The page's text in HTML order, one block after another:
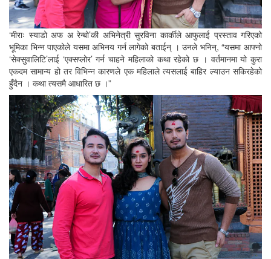
‘मीराः स्याडो अफ अ रेन्बो’की अभिनेत्री सुरविना कार्कीले आफुलाई प्रस्ताव गरिएको
भूमिका भिन्न पाएकोले यसमा अभिनय गर्न लागेको बताईन् । उनले भनिन्, “यसमा आफ्नो
‘सेक्सुवालिटि’लाई ‘एक्सप्लोर’ गर्न चाहने महिलाको कथा रहेको छ । वर्तमानमा यो कुरा
एकदम सामान्य हो तर विभिन्न कारणले एक महिलाले त्यसलाई बाहिर ल्याउन सकिरहेको
हुँदैन । कथा त्यसमै आधारित छ ।”